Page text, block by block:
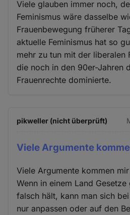
Viele glauben immer noch,
Feminismus wäre dasselbe
Frauenbewegung früherer
aktuelle Feminismus hat so
mehr zu tun mit der liberalen
die noch in den 90er-Jahren
Frauenrechte dominierte.
pikweller (nicht überprüft)
Viele Argumente
Viele Argumente kommen
Wenn in einem Land
falsch hält, kann man sich
nur anpassen oder auf den